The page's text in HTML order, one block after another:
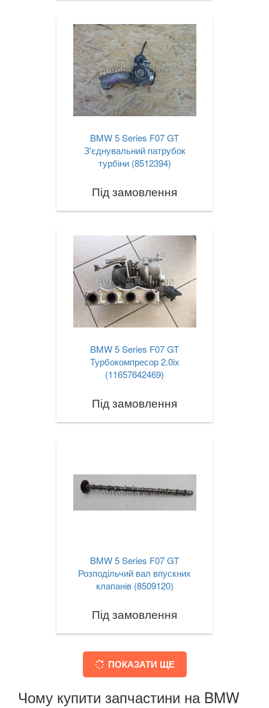
BMW 5 Series F07 GT
З'єднувальний патрубок
турбіни (8512394)
Під замовлення
BMW 5 Series F07 GT
Турбокомпресор 2.0ix
(11657642469)
Під замовлення
BMW 5 Series F07 GT
Розподільчий вал впускних
клапанів (8509120)
Під замовлення
ПОКАЗАТИ ЩЕ
Чому купити запчастини на BMW